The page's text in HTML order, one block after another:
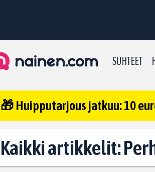
SUHTEET
🎁 Huipputarjous jatkuu: 10
Kaikki artikkelit: